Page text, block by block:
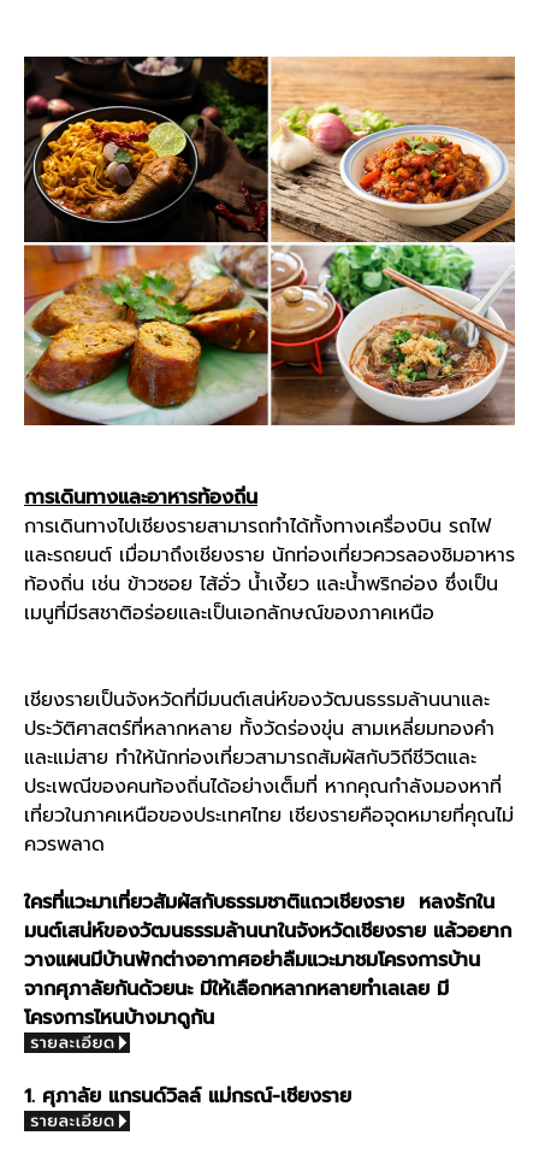
การเดินทางและอาหารท้องถิ่น
การเดินทางไปเชียงรายสามารถทำได้ทั้งทางเครื่องบิน รถไฟ
และรถยนต์ เมื่อมาถึงเชียงราย นักท่องเที่ยวควรลองชิมอาหาร
ท้องถิ่น เช่น ข้าวซอย ไส้อั่ว น้ำเงี้ยว และน้ำพริกอ่อง ซึ่งเป็น
เมนูที่มีรสชาติอร่อยและเป็นเอกลักษณ์ของภาคเหนือ
เชียงรายเป็นจังหวัดที่มีมนต์เสน่ห์ของวัฒนธรรมล้านนาและ
ประวัติศาสตร์ที่หลากหลาย ทั้งวัดร่องขุ่น สามเหลี่ยมทองคำ
และแม่สาย ทำให้นักท่องเที่ยวสามารถสัมผัสกับวิถีชีวิตและ
ประเพณีของคนท้องถิ่นได้อย่างเต็มที่ หากคุณกำลังมองหาที่
เที่ยวในภาคเหนือของประเทศไทย เชียงรายคือจุดหมายที่คุณไม่
ควรพลาด
ใครที่แวะมาเที่ยวสัมผัสกับธรรมชาติแถวเชียงราย หลงรักใน
มนต์เสน่ห์ของวัฒนธรรมล้านนาในจังหวัดเชียงราย แล้วอยาก
วางแผนมีบ้านพักต่างอากาศอย่าลืมแวะมาชมโครงการบ้าน
จากศุภาลัยกันด้วยนะ มีให้เลือกหลากหลายทำเลเลย มี
โครงการไหนบ้างมาดูกัน
1. ศุภาลัย แกรนด์วิลล์ แม่กรณ์-เชียงราย